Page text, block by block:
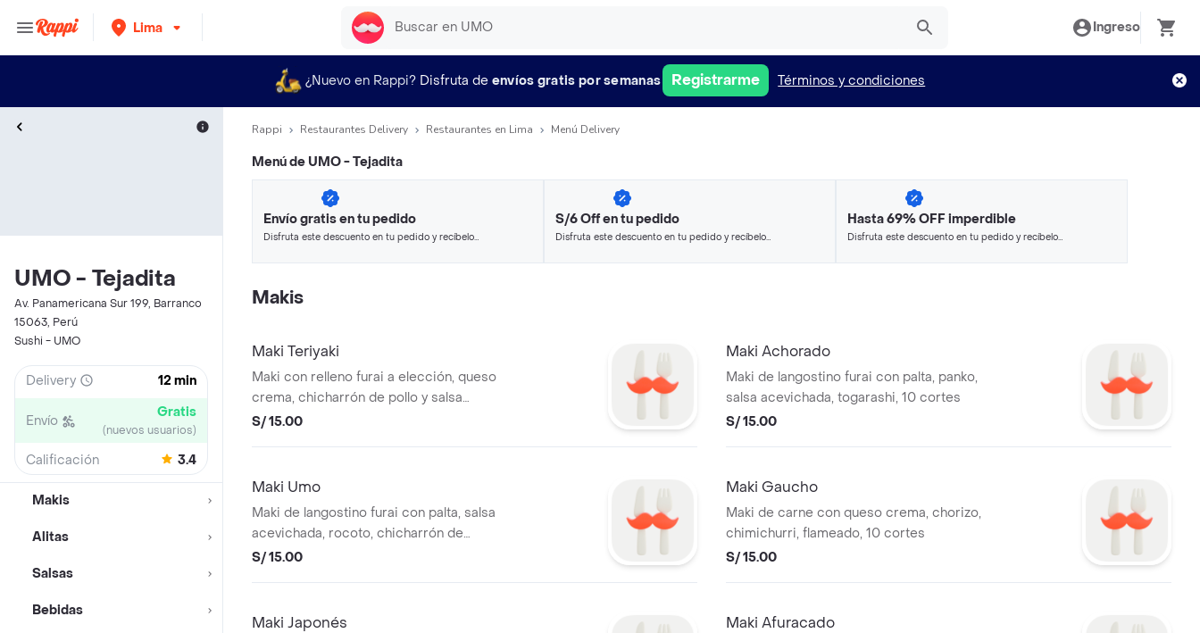
Lima Ingreso
¿Nuevo en Rappi? Disfruta de envíos gratis por semanas Registrarme Términos y condiciones
UMO - Tejadita
Av. Panamericana Sur 199, Barranco
15063, Perú
Sushi - UMO
Delivery 12 min
Envío Gratis
(nuevos usuarios)
Calificación 3.4
Makis
Alitas
Salsas
Bebidas
Rappi Restaurantes Delivery Restaurantes en Lima Menú Delivery
Menú de UMO - Tejadita
Envío gratis en tu pedido
Disfruta este descuento en tu pedido y recíbelo
S/6 Off en tu pedido
Disfruta este descuento en tu pedido y recíbelo
Hasta 69% OFF imperdible
Disfruta este descuento en tu pedido y recíbelo
Makis
Maki Teriyaki
Maki con relleno furai a elección, queso
crema, chicharrón de pollo y salsa
teriyaki, 10 cortes
S/ 15.00
Maki Achorado
Maki de langostino furai con palta, panko,
salsa acevichada, togarashi, 10 cortes
S/ 15.00
Maki Umo
Maki de langostino furai con palta, salsa
acevichada, rocoto, chicharrón de
pescado, 10 cortes
S/ 15.00
Maki Gaucho
Maki de carne con queso crema, chorizo,
chimichurri, flameado, 10 cortes
S/ 15.00
Maki Japonés Maki Afuracado